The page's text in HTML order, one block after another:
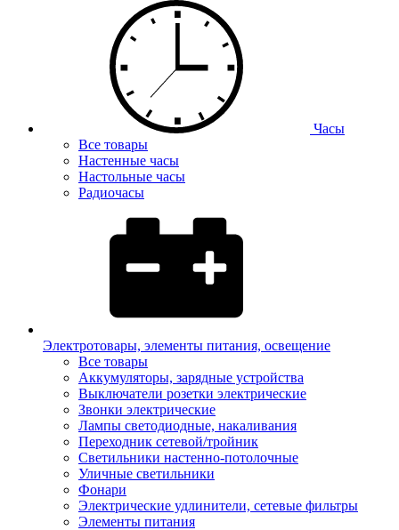
Часы
Все товары
Настенные часы
Настольные часы
Радиочасы
Электротовары, элементы питания, освещение
Все товары
Аккумуляторы, зарядные устройства
Выключатели розетки электрические
Звонки электрические
Лампы светодиодные, накаливания
Переходник сетевой/тройник
Светильники настенно-потолочные
Уличные светильники
Фонари
Электрические удлинители, сетевые фильтры
Элементы питания